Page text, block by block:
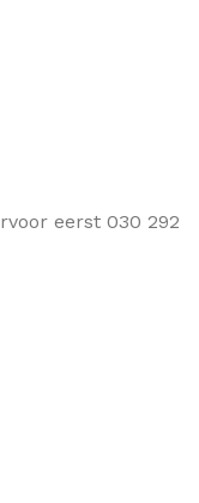
eerst 030 292